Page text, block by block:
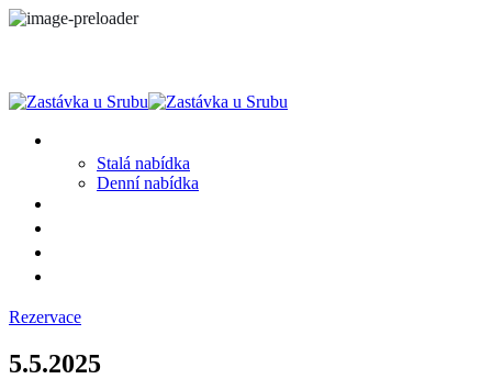
Stalá nabídka
Denní nabídka
Rezervace
5.5.2025